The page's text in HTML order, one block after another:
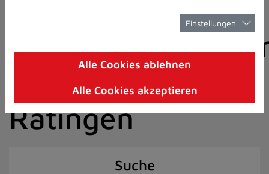
8)
I)
der Stadt
Ratingen
Suche
Einstellungen
Alle Cookies ablehnen
Alle Cookies akzeptieren